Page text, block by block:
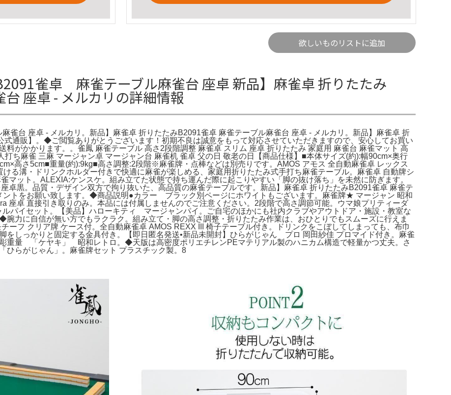
欲しいものリストに追加
雀卓 麻雀テーブル麻雀台 座卓 新品】麻雀卓 折りたたみ
座卓 - メルカリの詳細情報
雀台 座卓 - メルカリ。新品】麻雀卓 折りたたみB2091雀卓 麻雀テーブル麻雀台 座卓 - メルカリ。新品】麻雀卓 折
式通販】。◆ご閲覧ありがとうございます！初期不良は誠意をもって対応させていただきますので、安心してお買い
がかかります。。雀鳳 麻雀テーブル 高さ2段階調整 麻雀卓 スリム 座卓 折りたたみ 家庭用 麻雀台 麻雀マット 高
ち麻雀 三麻 マージャン卓 マージャン台 麻雀机 雀卓 父の日 敬老の日【商品仕様】■本体サイズ(約):幅90cm×奥行
高さ5cm■重量(約):9kg■高さ調整:2段階※麻雀牌・点棒などは別売りです。AMOS アモス 全自動麻雀卓 レックス
る溝・ドリンクホルダー付きで快適に麻雀が楽しめる、家庭用折りたたみ式手打ち麻雀テーブル。麻雀卓 自動牌シ
マット。ALEXIA:ケンスケ。組み立てた状態で持ち運んだ際に起こりやすい「脚の抜け落ち」を未然に防ぎます。
卓黒。品質・デザイン双方で拘り抜いた、高品質の麻雀テーブルです。新品】麻雀卓 折りたたみB2091雀卓 麻雀テ
ントをお願い致します。◆商品説明●カラー ブラック別ページにホワイトもございます。麻雀牌★ マージャン 昭和
座卓 直接引き取りのみ。本品には付属しませんのでご注意ください。2段階で高さ調節可能。ウマ娘プリティーダ
パイセット。【美品】ハローキティ マージャンパイ。ご自宅のほかにも社内クラブやアウトドア・施設・教室な
力に自信が無い方でもラクラク。組み立て・脚の高さ調整・折りたたみ作業は、おひとりでもスムーズに行えま
ーフ クリア牌 ケース付。全自動麻雀卓 AMOS REXX III 椅子テーブル付き。ドリンクをこぼしてしまっても、布巾
をしっかりと固定する金具付き。【即日匿名発送•新品未開封】ひらがじゃん プロ 岡田紗佳 プロマイド付き。麻雀
量 「ケヤキ」 昭和レトロ。◆天版は高密度ポリエチレンPEマテリアル製のハニカム構造で軽量かつ丈夫。さ
ひらがじゃん」。麻雀牌セット プラスチック製。8